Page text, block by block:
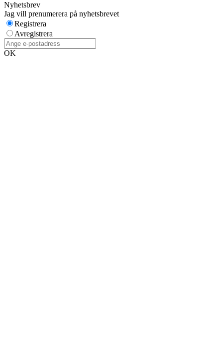
Nyhetsbrev
Jag vill prenumerera på nyhetsbrevet
Registrera
Avregistrera
OK